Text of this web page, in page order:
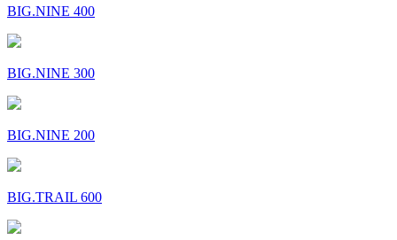
BIG.NINE 400
BIG.NINE 300
BIG.NINE 200
BIG.TRAIL 600